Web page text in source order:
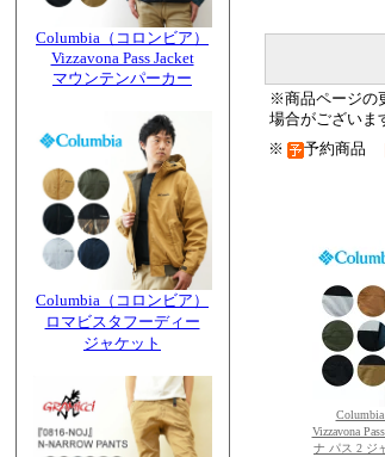
Columbia（コロンビア）
Vizzavona Pass Jacket
マウンテンパーカー
Columbia（コロンビア）
ロマビスタフーディー
ジャケット
※商品ページの
場合がございま
※ 予約商品
Vizzavona
ナ パス 2 ジ